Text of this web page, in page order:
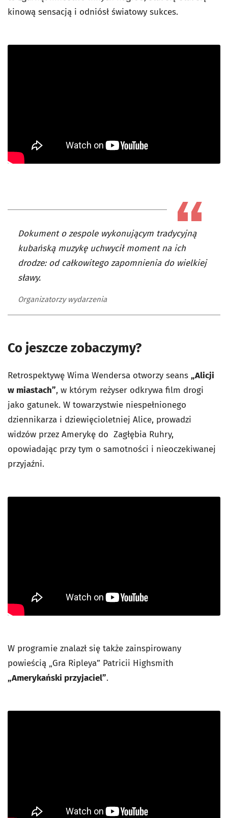
kinową sensacją i odniósł światowy sukces.
Dokument o zespole wykonującym tradycyjną
kubańską muzykę uchwycił moment na ich
drodze: od całkowitego zapomnienia do wielkiej
sławy.
Organizatorzy wydarzenia
Co jeszcze zobaczymy?
Retrospektywę Wima Wendersa otworzy seans „Alicji
w miastach”, w którym reżyser odkrywa film drogi
jako gatunek. W towarzystwie niespełnionego
dziennikarza i dziewięcioletniej Alice, prowadzi
widzów przez Amerykę do Zagłębia Ruhry,
opowiadając przy tym o samotności i nieoczekiwanej
przyjaźni.
W programie znalazł się także zainspirowany
powieścią „Gra Ripleya” Patricii Highsmith
„Amerykański przyjaciel”.